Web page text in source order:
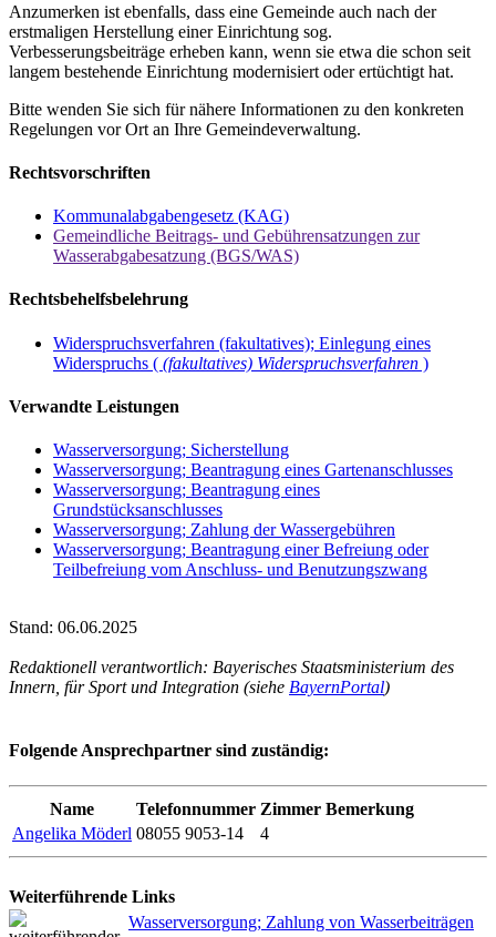
Anzumerken ist ebenfalls, dass eine Gemeinde auch nach der
erstmaligen Herstellung einer Einrichtung sog.
Verbesserungsbeiträge erheben kann, wenn sie etwa die schon seit
langem bestehende Einrichtung modernisiert oder ertüchtigt hat.
Bitte wenden Sie sich für nähere Informationen zu den konkreten
Regelungen vor Ort an Ihre Gemeindeverwaltung.
Rechtsvorschriften
Kommunalabgabengesetz (KAG)
Gemeindliche Beitrags- und Gebührensatzungen zur
Wasserabgabesatzung (BGS/WAS)
Rechtsbehelfsbelehrung
Widerspruchsverfahren (fakultatives); Einlegung eines
Widerspruchs ( (fakultatives) Widerspruchsverfahren )
Verwandte Leistungen
Wasserversorgung; Sicherstellung
Wasserversorgung; Beantragung eines Gartenanschlusses
Wasserversorgung; Beantragung eines
Grundstücksanschlusses
Wasserversorgung; Zahlung der Wassergebühren
Wasserversorgung; Beantragung einer Befreiung oder
Teilbefreiung vom Anschluss- und Benutzungszwang
Stand: 06.06.2025
Redaktionell verantwortlich: Bayerisches Staatsministerium des
Innern, für Sport und Integration (siehe BayernPortal)
Folgende Ansprechpartner sind zuständig:
Name Telefonnummer Zimmer Bemerkung
Angelika Möderl 08055 9053-14 4
Weiterführende Links
Wasserversorgung; Zahlung von Wasserbeiträgen